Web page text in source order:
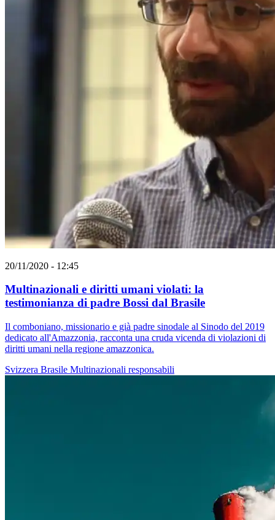
20/11/2020 - 12:45
Multinazionali e diritti umani violati: la
testimonianza di padre Bossi dal Brasile
Il comboniano, missionario e già padre sinodale al Sinodo del 2019
dedicato all'Amazzonia, racconta una cruda vicenda di violazioni di
diritti umani nella regione amazzonica.
Svizzera Brasile Multinazionali responsabili